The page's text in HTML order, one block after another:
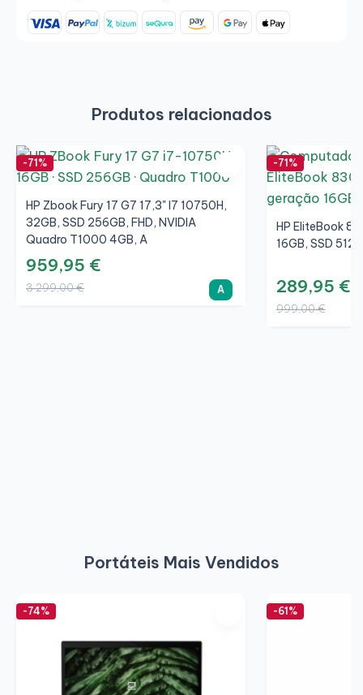
Produtos relacionados
-71%
HP Zbook Fury 17 G7 17,3" I7 10750H,
32GB, SSD 256GB, FHD, NVIDIA
Quadro T1000 4GB, A
959,95 €
3 299,00 € A
-71%
HP EliteBook
16GB, SSD
289,95 €
999,00 €
Portáteis Mais Vendidos
-74% -61%